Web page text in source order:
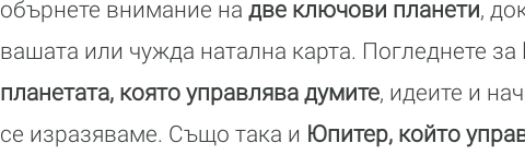
обърнете внимание на две ключови планети,
вашата или чужда натална карта. Погледнете за
планетата, която управлява думите, идеите и
се изразяваме. Също така и Юпитер, който